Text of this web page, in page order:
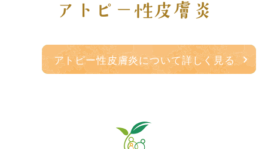
アトピー性皮膚炎
アトピー性皮膚炎について詳しく見る